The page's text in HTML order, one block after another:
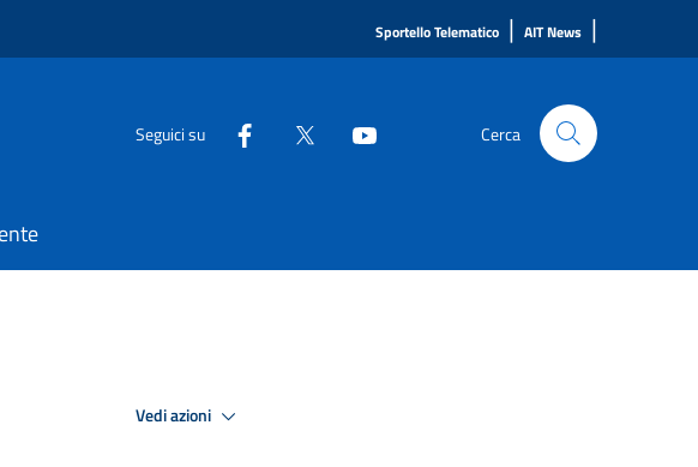
Sportello Telematico | AIT News |
Seguici su Cerca
Vedi azioni